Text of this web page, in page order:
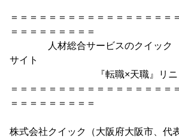
＝＝＝＝＝＝＝＝＝＝＝＝＝＝＝＝＝
＝＝＝＝＝＝＝＝＝
人材総合サービスのクイック
サイト
『転職×天職』リニュー
＝＝＝＝＝＝＝＝＝＝＝＝＝＝＝＝＝
＝＝＝＝＝＝＝＝＝
株式会社クイック（大阪府大阪市、代